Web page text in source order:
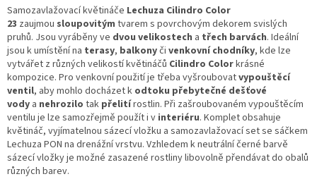
l
á
d
a
c
í
p
r
v
k
y
v
Samozavlažovací květináče Lechuza Cilindro Color
23 zaujmou sloupovitým tvarem s povrchovým dekorem svislých
pruhů. Jsou vyráběny ve dvou velikostech a třech barvách. Ideální
jsou k umístění na terasy, balkonyči venkovní chodníky, kde lze
vytvářet z různých velikostí květináčů Cilindro Colorkrásné
kompozice. Pro venkovní použití je třeba vyšroubovatvypouštěcí
ventil, aby mohlo docházet k odtoku přebytečné dešťové
vody a nehrozilo tak přelitírostlin. Při zašroubovaném vypouštěcím
ventilu je lze samozřejmě použít i v interiéru. Komplet obsahuje
květináč, vyjímatelnou sázecí vložku a samozavlažovací set se sáčkem
Lechuza PON na drenážní vrstvu. Vzhledem k neutrální černé barvě
sázecí vložky je možné zasazené rostliny libovolně přendávat do obalů
různých barev.